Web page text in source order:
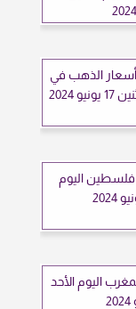
أسعار الذهب في
2024
اليوم
اليوم الأحد